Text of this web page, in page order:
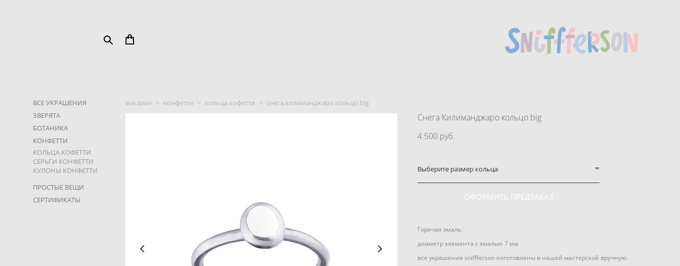
ВСЕ УКРАШЕНИЯ
ЗВЕРЯТА
БОТАНИКА
КОНФЕТТИ
КОЛЬЦА КОФЕТТИ
СЕРЬГИ КОНФЕТТИ
КУЛОНЫ КОНФЕТТИ
ПРОСТЫЕ ВЕЩИ
СЕРТИФИКАТЫ
магазин > конфетти > кольца кофетти > снега килиманджаро кольцо big
Снега Килиманджаро кольцо big
4 500 pуб.
Выберите размер кольца
ОФОРМИТЬ ПРЕДЗАКАЗ
Горячая эмаль
диаметр элемента с эмалью 7 мм
все украшения sniffferson изготовлены в нашей мастерской вручную.